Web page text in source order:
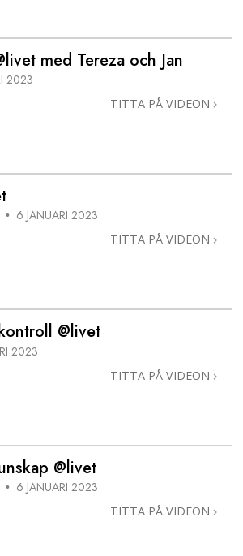
med Tereza och Jan
2023
TITTA PÅ VIDEON
• 6 JANUARI 2023
TITTA PÅ VIDEON
@livet
2023
TITTA PÅ VIDEON
@livet
• 6 JANUARI 2023
TITTA PÅ VIDEON